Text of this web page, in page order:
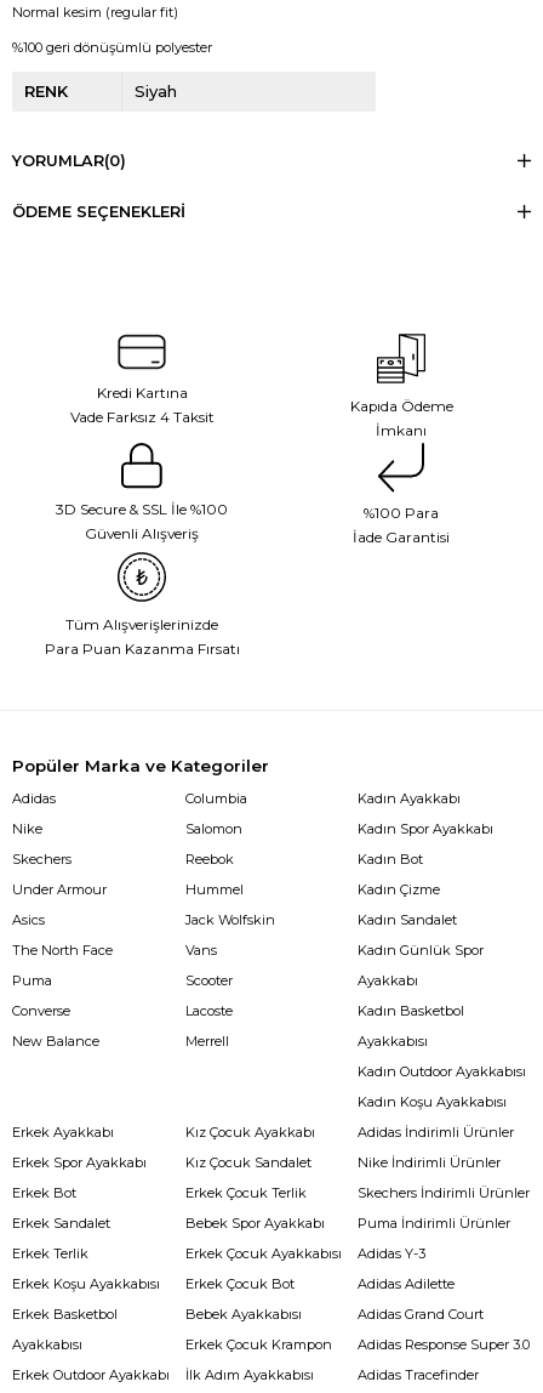
Normal kesim (regular fit)
%100 geri dönüşümlü polyester
RENK Siyah
YORUMLAR(0)
ÖDEME SEÇENEKLERI
Kredi Kartına
Vade Farksız 4 Taksit
Kapıda Ödeme
İmkanı
3D Secure & SSL İle %100
Güvenli Alışveriş
%100 Para
İade Garantisi
Tüm Alışverişlerinizde
Para Puan Kazanma Fırsatı
Popüler Marka ve Kategoriler
Adidas
Nike
Skechers
Under Armour
Asics
The North Face
Puma
Converse
New Balance
Columbia
Salomon
Reebok
Hummel
Jack Wolfskin
Vans
Scooter
Lacoste
Merrell
Kadın Ayakkabı
Kadın Spor Ayakkabı
Kadın Bot
Kadın Çizme
Kadın Sandalet
Kadın Günlük Spor
Ayakkabı
Kadın Basketbol
Ayakkabısı
Kadın Outdoor Ayakkabısı
Kadın Koşu Ayakkabısı
Erkek Ayakkabı
Erkek Spor Ayakkabı
Erkek Bot
Erkek Sandalet
Erkek Terlik
Erkek Koşu Ayakkabısı
Erkek Basketbol
Ayakkabısı
Erkek Outdoor Ayakkabı
Kız Çocuk Ayakkabı
Kız Çocuk Sandalet
Erkek Çocuk Terlik
Bebek Spor Ayakkabı
Erkek Çocuk Ayakkabısı
Erkek Çocuk Bot
Bebek Ayakkabısı
Erkek Çocuk Krampon
İlk Adım Ayakkabısı
Adidas İndirimli Ürünler
Nike İndirimli Ürünler
Skechers İndirimli Ürünler
Puma İndirimli Ürünler
Adidas Y-3
Adidas Adilette
Adidas Grand Court
Adidas Response Super 3.0
Adidas Tracefinder